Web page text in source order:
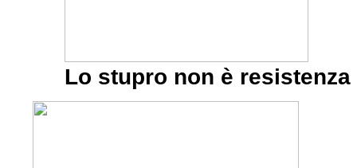
Lo stupro non è resistenza